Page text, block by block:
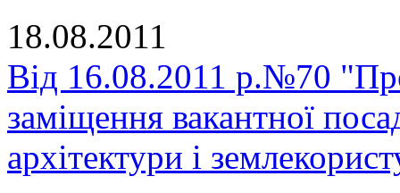
18.08.2011
Від 16.08.2011 р.№70
заміщення вакантної
архітектури і